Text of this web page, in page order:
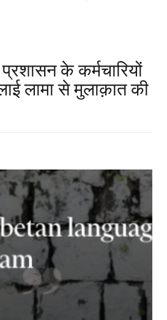
के कर्मचारियों
लामा से मुलाक़ात की